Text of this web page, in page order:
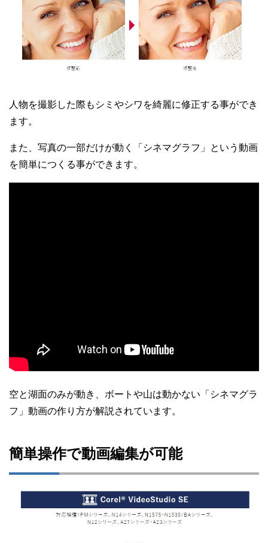
人物を撮影した際もシミやシワを綺麗に修正する事ができ
ます。
また、写真の一部だけが動く「シネマグラフ」という動画
を簡単につくる事ができます。
空と湖面のみが動き、ボートや山は動かない「シネマグラ
フ」動画の作り方が解説されています。
簡単操作で動画編集が可能